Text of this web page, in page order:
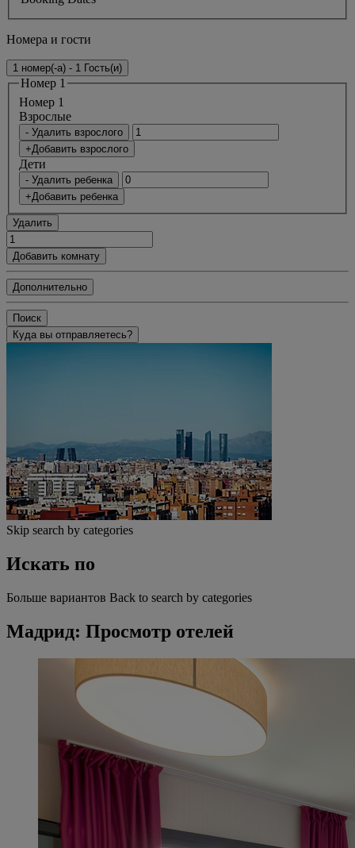
Номера и гости
1 номер(-а) - 1 Гость(и)
Номер 1
Номер 1
Bзрослые
- Удалить взрослого
+Добавить взрослого
Дети
- Удалить ребенка
+Добавить ребенка
Удалить
Добавить комнату
Дополнительно
Поиск
Куда вы отправляетесь?
Skip search by categories
Искать по
Больше вариантов Back to search by categories
Мадрид: Просмотр отелей